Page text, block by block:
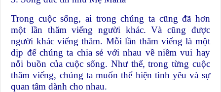
Trong cuộc sống, ai trong chúng ta cũng đã hơn
một lần thăm viếng người khác. Và cũng được
người khác viếng thăm. Mỗi lần thăm viếng là một
dịp để chúng ta chia sẻ với nhau về niềm vui hay
nỗi buồn của cuộc sống. Như thế, trong từng cuộc
thăm viếng, chúng ta muốn thể hiện tình yêu và sự
quan tâm dành cho nhau.